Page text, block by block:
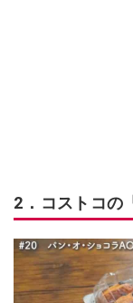
2．コストコの